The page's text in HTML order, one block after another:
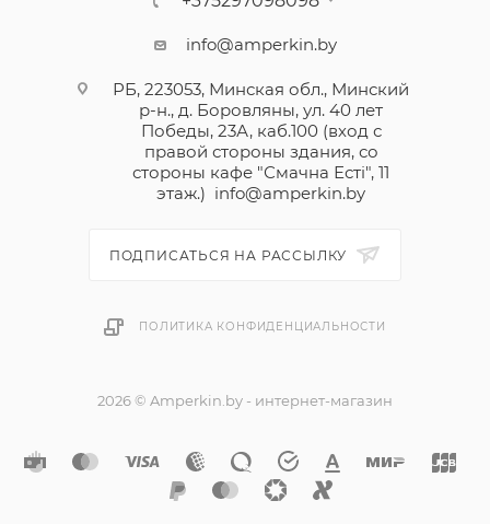
info@amperkin.by
РБ, 223053, Минская обл., Минский
р-н., д. Боровляны, ул. 40 лет
Победы, 23А, каб.100 (вход с
правой стороны здания, со
стороны кафе "Смачна Естi", 11
этаж.) info@amperkin.by
ПОДПИСАТЬСЯ НА РАССЫЛКУ
ПОЛИТИКА КОНФИДЕНЦИАЛЬНОСТИ
2026 © Amperkin.by - интернет-магазин